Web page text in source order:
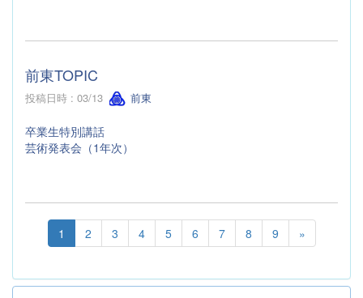
前東TOPIC
投稿日時 : 03/13 前東
卒業生特別講話
芸術発表会（1年次）
1 2 3 4 5 6 7 8 9 »